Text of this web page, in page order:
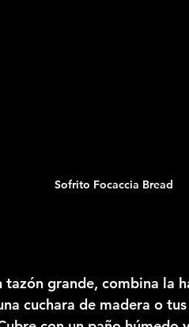
Sofrito Focaccia Bread
tazón grande, combina la
cuchara de madera o